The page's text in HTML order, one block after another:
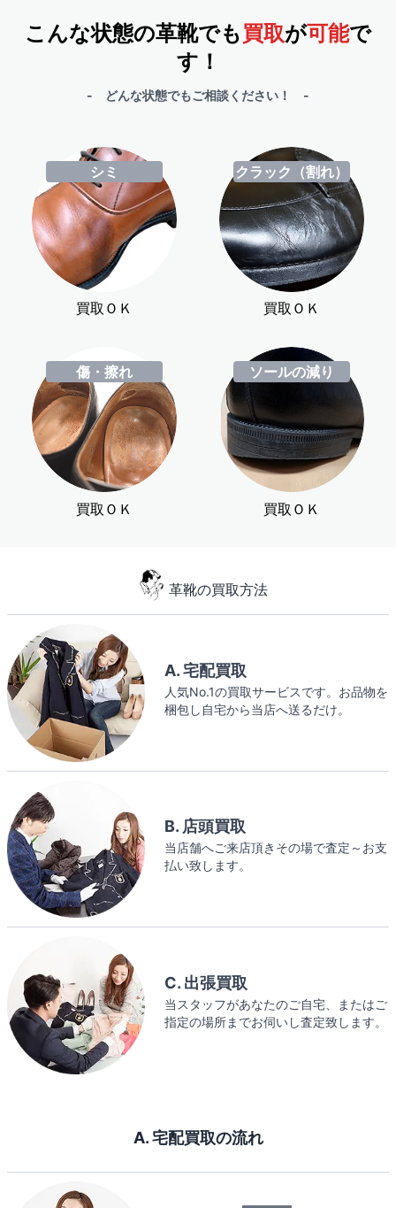
こんな状態の革靴でも買取が可能で
す！
- どんな状態でもご相談ください！ -
シミ
買取ＯＫ
クラック（割れ）
買取ＯＫ
傷・擦れ
買取ＯＫ
ソールの減り
買取ＯＫ
革靴の買取方法
A. 宅配買取
人気No.1の買取サービスです。お品物を
梱包し自宅から当店へ送るだけ。
B. 店頭買取
当店舗へご来店頂きその場で査定～お支
払い致します。
C. 出張買取
当スタッフがあなたのご自宅、またはご
指定の場所までお伺いし査定致します。
A. 宅配買取の流れ